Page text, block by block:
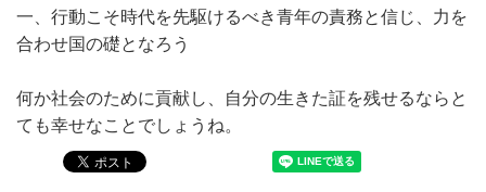
一、行動こそ時代を先駆けるべき青年の責務と信じ、力を
合わせ国の礎となろう
何か社会のために貢献し、自分の生きた証を残せるならと
ても幸せなことでしょうね。